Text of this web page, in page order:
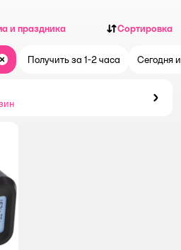
и праздника Сортировка
ЗакрытьПолучить за 1-2 часа Сегодня